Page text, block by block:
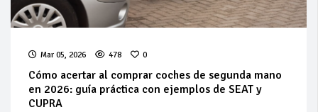
Mar 05, 2026 478 0
Cómo acertar al comprar coches de segunda mano
en 2026: guía práctica con ejemplos de SEAT y
CUPRA